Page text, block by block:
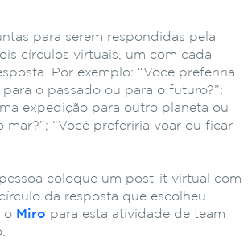
para serem respondidas pela
círculos virtuais, um com cada
Por exemplo: “Você preferiria
o passado ou para o futuro?”;
expedição para outro planeta ou
mar?”; “Você preferiria voar ou ficar
coloque um post-it virtual com
da resposta que escolheu.
o Miro para esta atividade de team